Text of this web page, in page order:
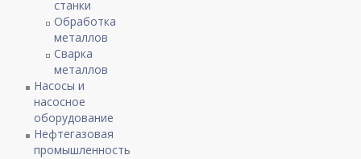
станки
Обработка
металлов
Сварка
металлов
Насосы и
насосное
оборудование
Нефтегазовая
промышленность